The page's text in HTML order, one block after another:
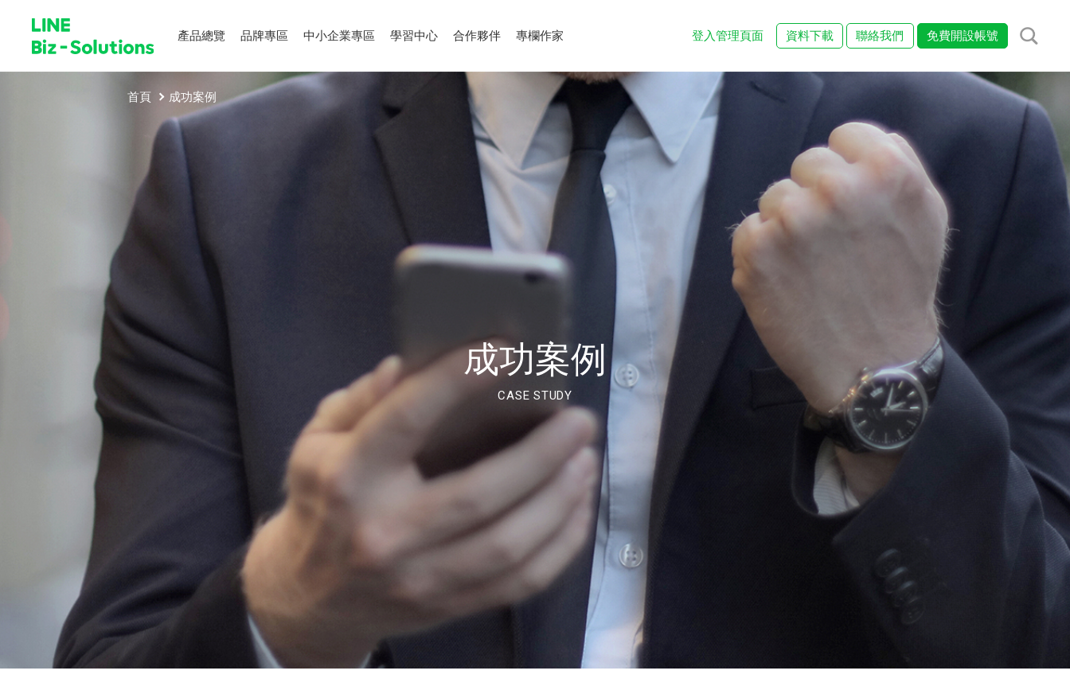
產品總覽 品牌專區 中小企業專區 學習中心 合作夥伴 專欄作家 登入管理頁面 資料下載 聯絡我們 免費開設帳號
首頁 成功案例
成功案例
CASE STUDY